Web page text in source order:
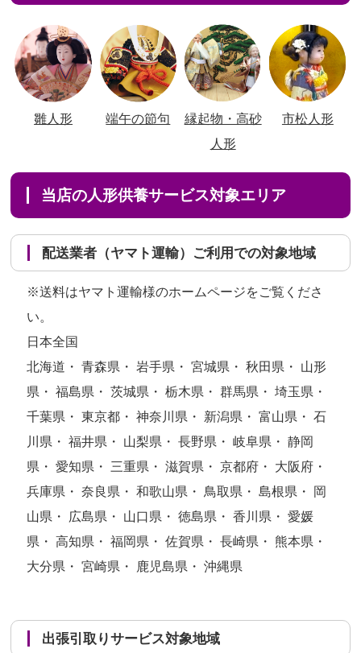
雛人形 端午の節句
縁起物・高砂
人形
市松人形
当店の人形供養サービス対象エリア
配送業者（ヤマト運輸）ご利用での対象地域
※送料はヤマト運輸様のホームページをご覧くださ
い。
日本全国
北海道・ 青森県・ 岩手県・ 宮城県・ 秋田県・ 山形
県・ 福島県・ 茨城県・ 栃木県・ 群馬県・ 埼玉県・
千葉県・ 東京都・ 神奈川県・ 新潟県・ 富山県・ 石
川県・ 福井県・ 山梨県・ 長野県・ 岐阜県・ 静岡
県・ 愛知県・ 三重県・ 滋賀県・ 京都府・ 大阪府・
兵庫県・ 奈良県・ 和歌山県・ 鳥取県・ 島根県・ 岡
山県・ 広島県・ 山口県・ 徳島県・ 香川県・ 愛媛
県・ 高知県・ 福岡県・ 佐賀県・ 長崎県・ 熊本県・
大分県・ 宮崎県・ 鹿児島県・ 沖縄県
出張引取りサービス対象地域